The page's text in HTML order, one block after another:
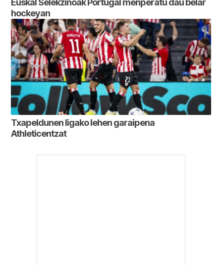
Euskal Selekzinoak Portugal menperatu dau belar
hockeyan
Txapeldunen ligako lehen garaipena
Athleticentzat